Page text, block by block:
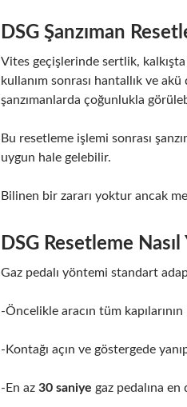
DSG Şanzıman
Vites geçişlerinde sertlik,
kullanım sonrası hantallık ve
şanzımanlarda çoğunlukla
Bu resetleme işlemi sonrası
uygun hale gelebilir.
Bilinen bir zararı yoktur ancak
DSG Resetleme Nasıl
Gaz pedalı yöntemi standart
-Öncelikle aracın tüm
-Kontağı açın ve göstergede
-En az30 saniye gaz pedalına